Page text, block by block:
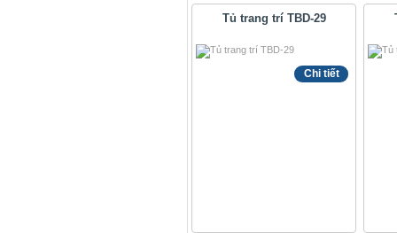
Tủ trang trí TBD-29
Chi tiết